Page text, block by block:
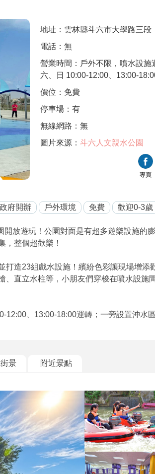
地址：雲林縣斗六市大學路三段
電話：無
營業時間：戶外不限，噴水設施
六、日 10:00-12:00、13:00-
價位：免費
停車場：有
無線網路：無
圖片來源：斗六人文親水公園
專頁
政府開辦 戶外環境 免費 歡迎0-3歲
放遊玩！公園對面是有超多遊樂設施的
，整個超歡樂！
打造23組戲水設施！繽紛色彩讓現場增添
、直立水柱等，小朋友們穿梭在噴水設施
12:00、13:00-18:00運轉；一旁設置沖水
景 附近景點